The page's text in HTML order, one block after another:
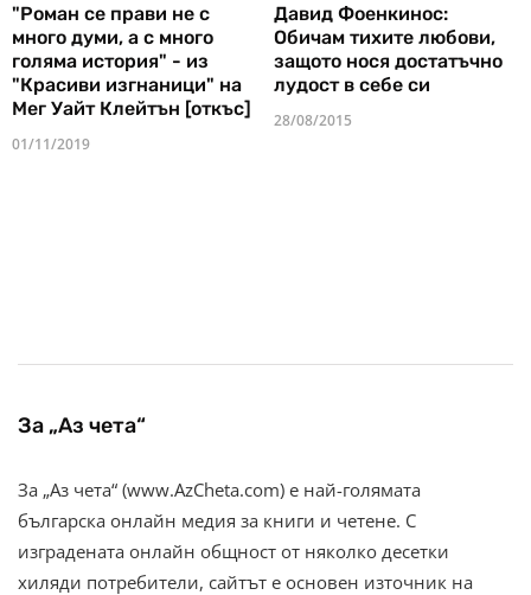
"Роман се прави не с
много думи, а с много
голяма история" - из
"Красиви изгнаници" на
Мег Уайт Клейтън [откъс]
01/11/2019
Давид Фоенкинос:
Обичам тихите любови,
защото нося достатъчно
лудост в себе си
28/08/2015
За „Аз чета“
За „Аз чета“ (www.AzCheta.com) е най-голямата
българска онлайн медия за книги и четене. С
изградената онлайн общност от няколко десетки
хиляди потребители, сайтът е основен източник на